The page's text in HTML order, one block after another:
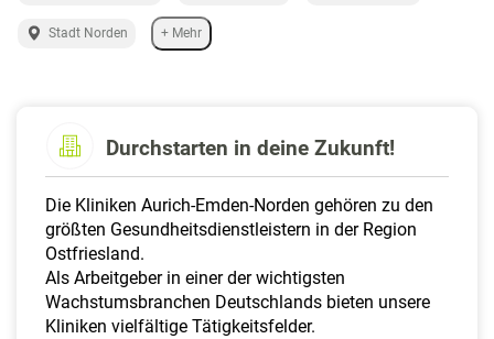
l
Stadt Norden + Mehr
Durchstarten in deine Zukunft!
Die Kliniken Aurich-Emden-Norden gehören zu den
größten Gesundheitsdienstleistern in der Region
Ostfriesland.
Als Arbeitgeber in einer der wichtigsten
Wachstumsbranchen Deutschlands bieten unsere
Kliniken vielfältige Tätigkeitsfelder.